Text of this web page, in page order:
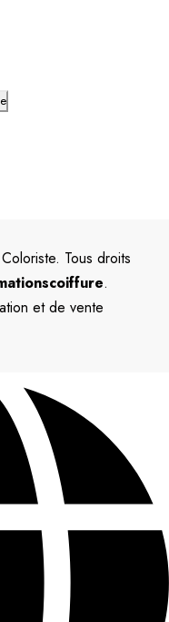
Tous droits
.
et de vente